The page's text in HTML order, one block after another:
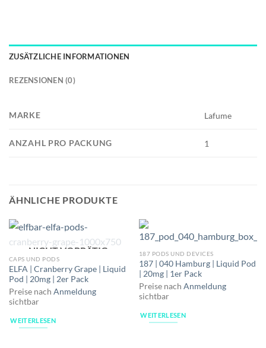
ZUSÄTZLICHE INFORMATIONEN
REZENSIONEN (0)
MARKE Lafume
ANZAHL PRO PACKUNG 1
ÄHNLICHE PRODUKTE
NICHT VORRÄTIG
CAPS UND PODS
ELFA | Cranberry Grape | Liquid
Pod | 20mg | 2er Pack
Preise nach Anmeldung
sichtbar
WEITERLESEN
187 PODS UND DEVICES
187 | 040 Hamburg | Liquid Pod
| 20mg | 1er Pack
Preise nach Anmeldung
sichtbar
WEITERLESEN